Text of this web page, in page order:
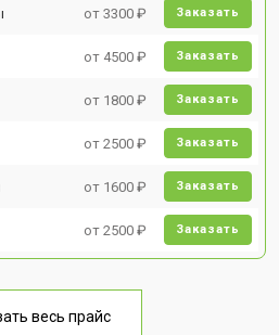
от 3300 ₽ Заказать
от 4500 ₽ Заказать
от 1800 ₽ Заказать
от 2500 ₽ Заказать
от 1600 ₽ Заказать
от 2500 ₽ Заказать
весь прайс